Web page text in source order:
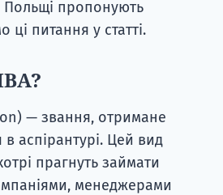
Польщі пропонують
питання у статті.
— звання, отримане
аспірантурі. Цей вид
прагнуть займати
менеджерами